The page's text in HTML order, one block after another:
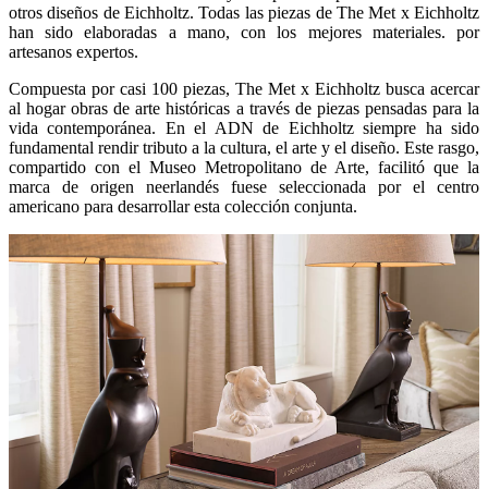
otros diseños de Eichholtz. Todas las piezas de The Met x Eichholtz
han sido elaboradas a mano, con los mejores materiales. por
artesanos expertos.
Compuesta por casi 100 piezas, The Met x Eichholtz busca acercar
al hogar obras de arte históricas a través de piezas pensadas para la
vida contemporánea. En el ADN de Eichholtz siempre ha sido
fundamental rendir tributo a la cultura, el arte y el diseño. Este rasgo,
compartido con el Museo Metropolitano de Arte, facilitó que la
marca de origen neerlandés fuese seleccionada por el centro
americano para desarrollar esta colección conjunta.